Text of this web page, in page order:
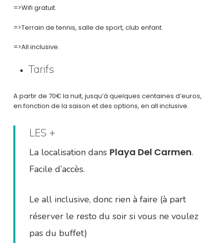
=>Wifi gratuit.
=>Terrain de tennis, salle de sport, club enfant.
=>All inclusive.
Tarifs
A partir de 70€ la nuit, jusqu’à quelques centaines d’euros,
en fonction de la saison et des options, en all inclusive.
LES +
La localisation dans Playa Del Carmen.
Facile d’accès.
Le all inclusive, donc rien à faire (à part
réserver le resto du soir si vous ne voulez
pas du buffet)